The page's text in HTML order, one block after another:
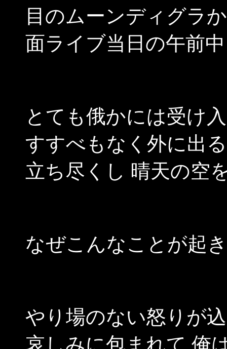
目のムーンディグラ
面ライブ当日の午前中
とても俄かには受け
すすべもなく外に出
立ち尽くし 晴天の空
なぜこんなことが起
やり場のない怒りが
哀しみに包まれて 俺